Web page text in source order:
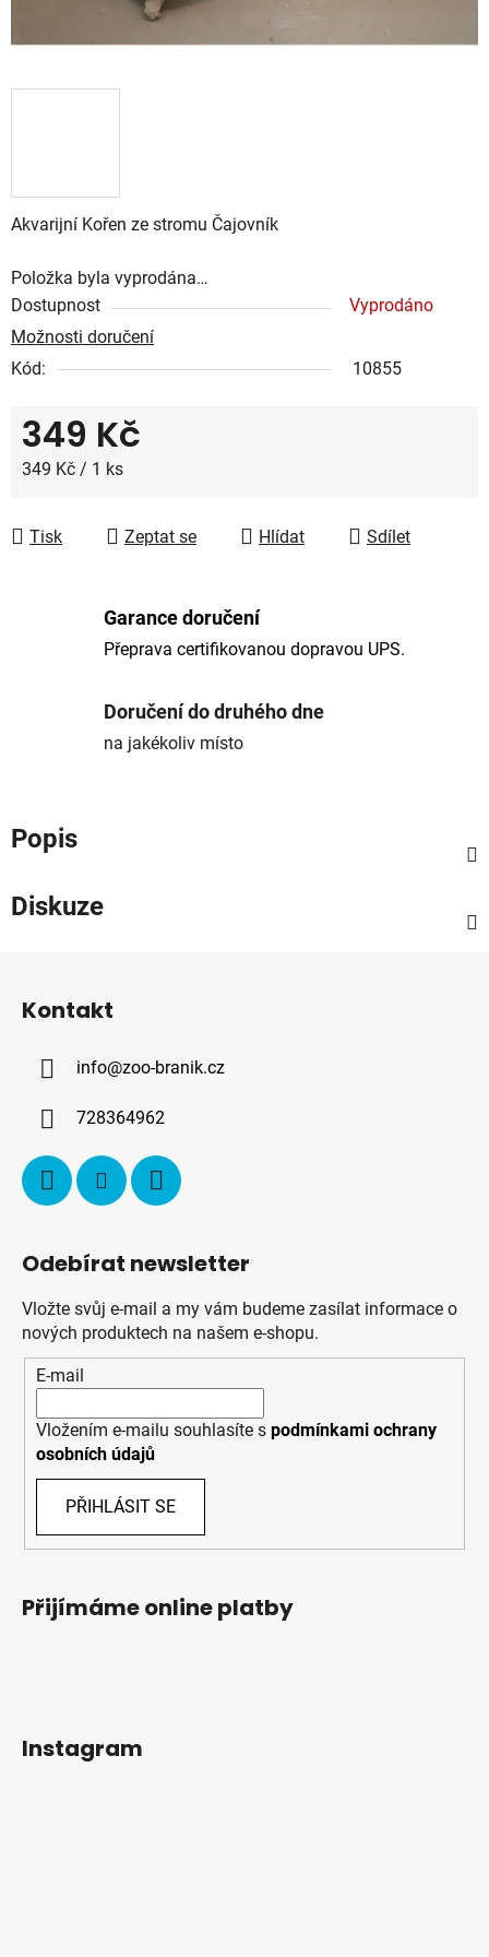
Akvarijní Kořen ze stromu Čajovník
Položka byla vyprodána…
Dostupnost
Vyprodáno
Možnosti doručení
Kód:
10855
349 Kč
Měrná cena:
349 Kč / 1 ks
Tisk Zeptat se Hlídat Sdílet
Garance doručení
Přeprava certifikovanou dopravou UPS.
Doručení do druhého dne
na jakékoliv místo
Popis
Diskuze
Kontakt
info@zoo-branik.cz
728364962
Odebírat newsletter
Vložte svůj e-mail a my vám budeme zasílat informace o
nových produktech na našem e-shopu.
E-mail
Vložením e-mailu souhlasíte s podmínkami ochrany
osobních údajů
PŘIHLÁSIT SE
Přijímáme online platby
Instagram